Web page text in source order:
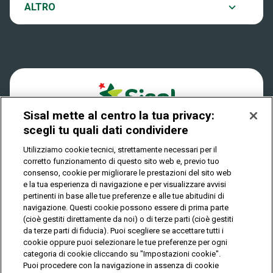
Play Your Date
Dove si gioca
Quanto si vince
Come riscuotere
ALTRO
Notifiche
Privacy
IL GIOCO È VIETATO AI MINORI E PUÒ CAUSARE
DIPENDENZA PATOLOGICA
© Copyright Sisal Italia S.p.A. - P.I. 02433760135
Privacy Cookies
Mappa
del
sito
Sisal mette al centro la tua privacy:
scegli tu quali dati condividere
Utilizziamo cookie tecnici, strettamente necessari per il
corretto funzionamento di questo sito web e, previo tuo
consenso, cookie per migliorare le prestazioni del sito web
e la tua esperienza di navigazione e per visualizzare avvisi
pertinenti in base alle tue preferenze e alle tue abitudini di
navigazione. Questi cookie possono essere di prima parte
(cioè gestiti direttamente da noi) o di terze parti (cioè gestiti
da terze parti di fiducia). Puoi scegliere se accettare tutti i
cookie oppure puoi selezionare le tue preferenze per ogni
categoria di cookie cliccando su "Impostazioni cookie".
Puoi procedere con la navigazione in assenza di cookie